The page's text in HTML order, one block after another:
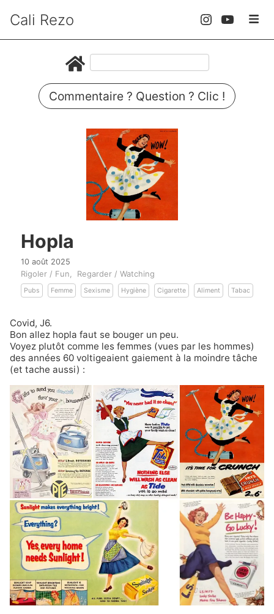
Cali Rezo
Commentaire ? Question ? Clic !
Hopla
10 août 2025
Rigoler / Fun Regarder / Watching
Pubs Femme Sexisme Hygiène Cigarette Aliment Tabac
Covid, J6.
Bon allez hopla faut se bouger un peu.
Voyez plutôt comme les femmes (vues par les hommes)
des années 60 voltigeaient gaiement à la moindre tâche
(et tache aussi) :